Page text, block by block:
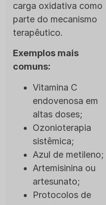
carga oxidativa como
parte do mecanismo
terapêutico.
Exemplos mais
comuns:
Vitamina C
endovenosa em
altas doses;
Ozonioterapia
sistêmica;
Azul de metileno;
Artemisinina ou
artesunato;
Protocolos de